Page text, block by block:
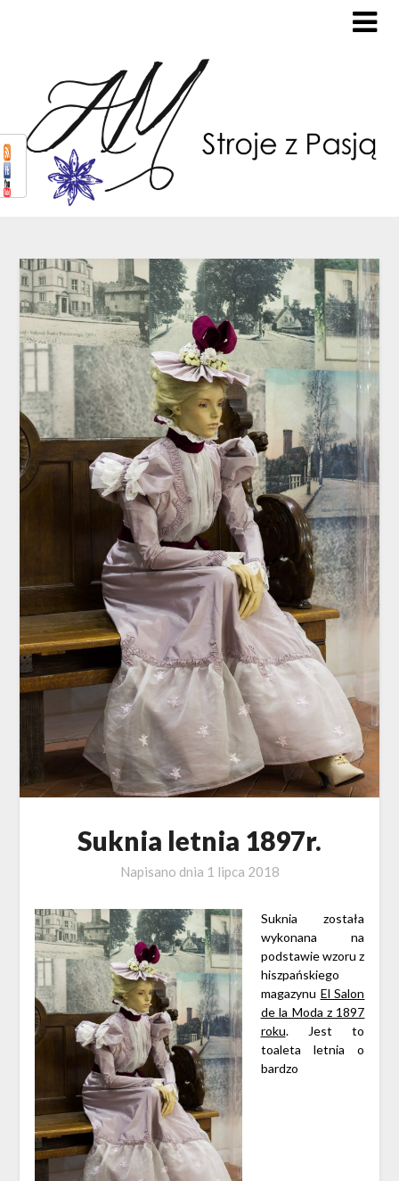
Suknia letnia 1897r.
Napisano dnia 1 lipca 2018
Suknia została
wykonana na
podstawie wzoru z
hiszpańskiego
magazynu El Salon
de la Moda z 1897
roku. Jest to
toaleta letnia o
bardzo